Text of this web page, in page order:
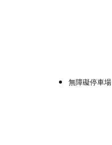
無障礙停車場